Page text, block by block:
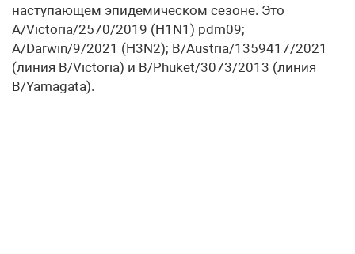
наступающем эпидемическом сезоне. Это
A/Victoria/2570/2019 (H1N1) pdm09;
A/Darwin/9/2021 (H3N2); B/Austria/1359417/2021
(линия B/Victoria) и B/Phuket/3073/2013 (линия
B/Yamagata).